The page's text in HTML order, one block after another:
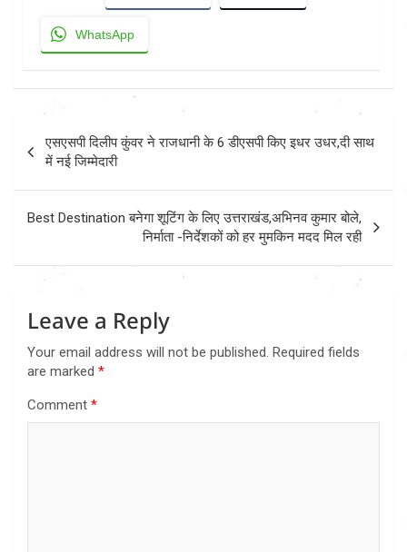
WhatsApp
navigation
एसएसपी दिलीप कुंवर ने राजधानी के 6 डीएसपी किए इधर उधर,दी साथ
में नई जिम्मेदारी
Best Destination बनेगा शूटिंग के लिए उत्तराखंड,अभिनव कुमार बोले,
निर्माता -निर्देशकों को हर मुमकिन मदद मिल रही
Leave a Reply
Your email address will not be published. Required fields
are marked *
Comment *